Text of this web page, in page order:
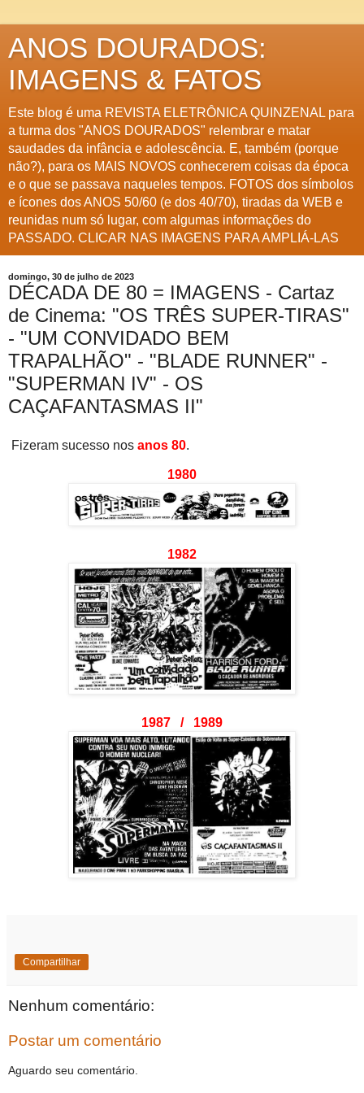
ANOS DOURADOS:
IMAGENS & FATOS
Este blog é uma REVISTA ELETRÔNICA QUINZENAL para
a turma dos "ANOS DOURADOS" relembrar e matar
saudades da infância e adolescência. E, também (porque
não?), para os MAIS NOVOS conhecerem coisas da época
e o que se passava naqueles tempos. FOTOS dos símbolos
e ícones dos ANOS 50/60 (e dos 40/70), tiradas da WEB e
reunidas num só lugar, com algumas informações do
PASSADO. CLICAR NAS IMAGENS PARA AMPLIÁ-LAS
domingo, 30 de julho de 2023
DÉCADA DE 80 = IMAGENS - Cartaz
de Cinema: "OS TRÊS SUPER-TIRAS"
- "UM CONVIDADO BEM
TRAPALHÃO" - "BLADE RUNNER" -
"SUPERMAN IV" - OS
CAÇAFANTASMAS II"
Fizeram sucesso nos anos 80.
1980
1982
1987 / 1989
Compartilhar
Nenhum comentário:
Postar um comentário
Aguardo seu comentário.